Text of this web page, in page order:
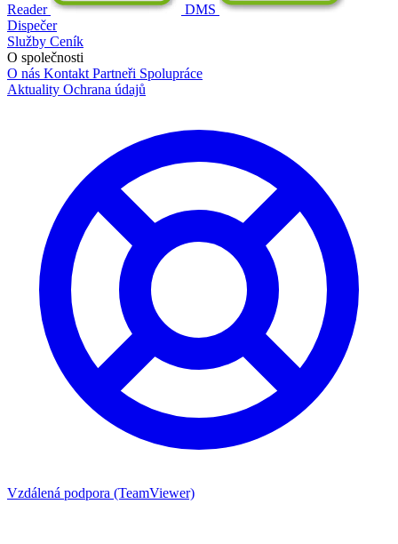
Reader
DMS
Dispečer
Služby Ceník
O společnosti
O nás Kontakt Partneři Spolupráce
Aktuality Ochrana údajů
Vzdálená podpora (TeamViewer)